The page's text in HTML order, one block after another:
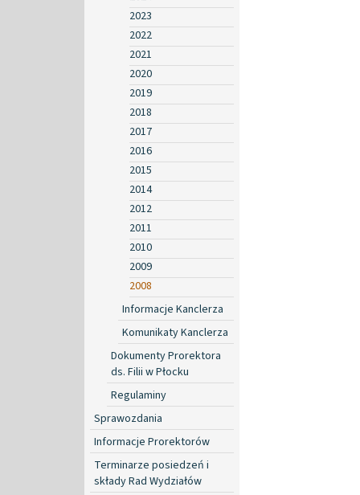
2023
2022
2021
2020
2019
2018
2017
2016
2015
2014
2012
2011
2010
2009
2008
Informacje Kanclerza
Komunikaty Kanclerza
Dokumenty Prorektora
ds. Filii w Płocku
Regulaminy
Sprawozdania
Informacje Prorektorów
Terminarze posiedzeń i
składy Rad Wydziałów